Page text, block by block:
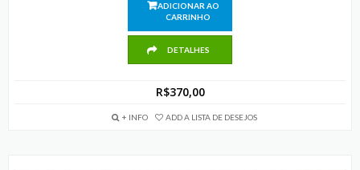
ADICIONAR AO
CARRINHO
DETALHES
R$370,00
+ INFO ADD A LISTA DE DESEJOS